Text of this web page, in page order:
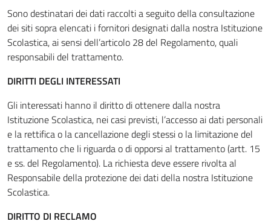
Sono destinatari dei dati raccolti a seguito della consultazione
dei siti sopra elencati i fornitori designati dalla nostra Istituzione
Scolastica, ai sensi dell’articolo 28 del Regolamento, quali
responsabili del trattamento.
DIRITTI DEGLI INTERESSATI
Gli interessati hanno il diritto di ottenere dalla nostra
Istituzione Scolastica, nei casi previsti, l’accesso ai dati personali
e la rettifica o la cancellazione degli stessi o la limitazione del
trattamento che li riguarda o di opporsi al trattamento (artt. 15
e ss. del Regolamento). La richiesta deve essere rivolta al
Responsabile della protezione dei dati della nostra Istituzione
Scolastica.
DIRITTO DI RECLAMO